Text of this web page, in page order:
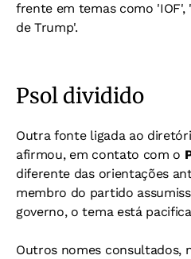
frente em temas como 'IOF',
de Trump'.
Psol dividido
Outra fonte ligada ao
afirmou, em contato com o
diferente das orientações
membro do partido
governo, o tema está
Outros nomes consultados,